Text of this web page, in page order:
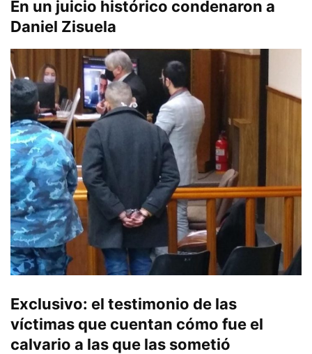
En un juicio histórico condenaron a
Daniel Zisuela
Exclusivo: el testimonio de las
víctimas que cuentan cómo fue el
calvario a las que las sometió